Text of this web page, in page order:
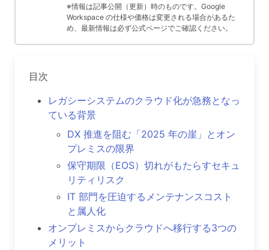
※情報は記事公開（更新）時のものです。Google
Workspace の仕様や価格は変更される場合があるた
め、最新情報は必ず公式ページでご確認ください。
目次
レガシーシステムのクラウド化が急務となっ
ている背景
DX 推進を阻む「2025 年の崖」とオン
プレミスの限界
保守期限（EOS）切れがもたらすセキュ
リティリスク
IT 部門を圧迫するメンテナンスコスト
と属人化
オンプレミスからクラウドへ移行する3つの
メリット